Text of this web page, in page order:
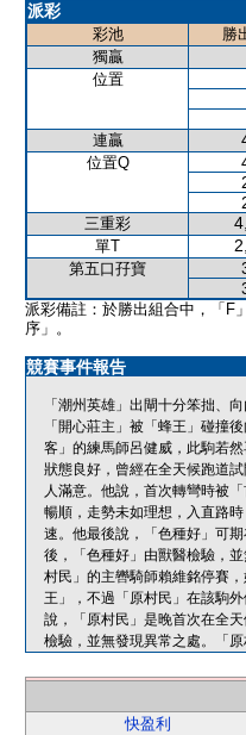
派彩
彩池 勝
獨贏
位置
連贏
位置Q
三重彩
單T
第五口孖寶
派彩備註：於勝出組合中，「F
序」。
競賽事件報告
「潮州英雄」出閘十分笨拙、
「開心莊主」被「蜂王」碰撞
客」的練馬師呂健威，此駒若
狀態良好，曾經在全天候跑道
人滿意。他說，首次轉彎時被
暢順，走勢未如理想，入直路
速。他最後說，「色種好」可
後，「色種好」由獸醫檢驗，
村民」的主轡騎師賴維銘停賽
王」，不過「原村民」在該駒
說，「原村民」是晚首次在全
檢驗，並無發現異常之處。「
快盈利